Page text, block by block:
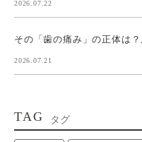
2026.07.22
その「歯の痛み」の正体は
2026.07.21
TAG タグ